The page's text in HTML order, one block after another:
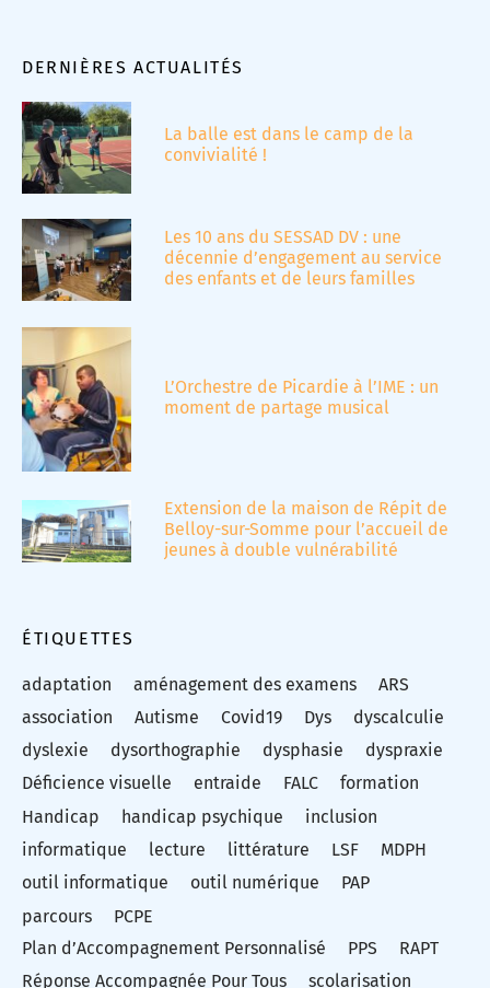
DERNIÈRES ACTUALITÉS
La balle est dans le camp de la
convivialité !
Les 10 ans du SESSAD DV : une
décennie d’engagement au service
des enfants et de leurs familles
L’Orchestre de Picardie à l’IME : un
moment de partage musical
Extension de la maison de Répit de
Belloy-sur-Somme pour l’accueil de
jeunes à double vulnérabilité
ÉTIQUETTES
adaptation aménagement des examens
ARS
association
Autisme Covid19 Dys
dyscalculie
dyslexie
dysorthographie dysphasie
dyspraxie
Déficience visuelle
entraide FALC
formation
Handicap
handicap psychique
inclusion
informatique
lecture littérature LSF
MDPH
outil informatique
outil numérique
PAP
parcours
PCPE
Plan d’Accompagnement Personnalisé
PPS
RAPT
Réponse Accompagnée Pour Tous
scolarisation